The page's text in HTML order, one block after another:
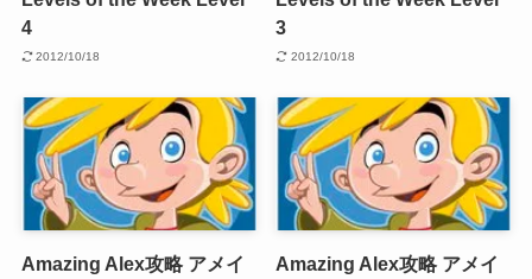
4
2012/10/18
3
2012/10/18
Amazing Alex攻略 アメイ
Amazing Alex攻略 アメイ